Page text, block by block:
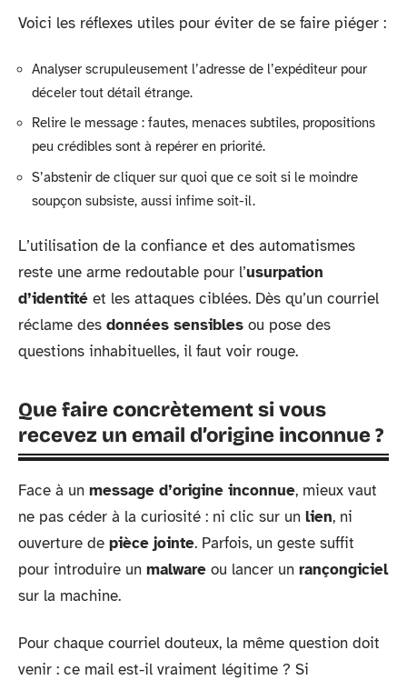
Voici les réflexes utiles pour éviter de se faire piéger :
Analyser scrupuleusement l’adresse de l’expéditeur pour
déceler tout détail étrange.
Relire le message : fautes, menaces subtiles, propositions
peu crédibles sont à repérer en priorité.
S’abstenir de cliquer sur quoi que ce soit si le moindre
soupçon subsiste, aussi infime soit-il.
L’utilisation de la confiance et des automatismes
reste une arme redoutable pour l’usurpation
d’identité et les attaques ciblées. Dès qu’un courriel
réclame des données sensibles ou pose des
questions inhabituelles, il faut voir rouge.
Que faire concrètement si vous
recevez un email d’origine inconnue ?
Face à un message d’origine inconnue, mieux vaut
ne pas céder à la curiosité : ni clic sur un lien, ni
ouverture de pièce jointe. Parfois, un geste suffit
pour introduire un malware ou lancer un rançongiciel
sur la machine.
Pour chaque courriel douteux, la même question doit
venir : ce mail est-il vraiment légitime ? Si